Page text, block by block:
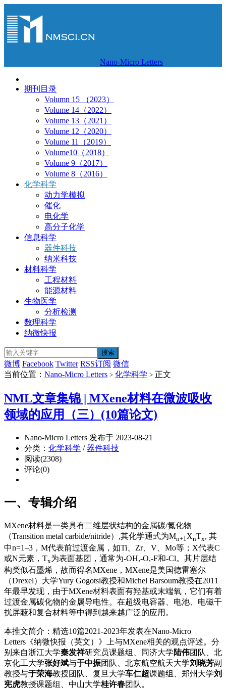
Nano-Micro Letters
期刊目录
Volumn 15 （2023）
Volume 14（2022）
Volume 13（2021）
Volume 12（2020）
Volume 11（2019）
Volume10（2018）
Volume 9（2017）
Volume 8（2016）
化学科学
动力学模拟
催化
电化学
高分子化学
信息科学
器件科技
纳米科技
材料科学
工程材料
能源材料
生物医学
分析检测
数理科学
纳微快报
微博 Facebook Twitter RSS订阅 微信
当前位置： Nano-Micro Letters > 化学科学 > 正文
NML文章集锦 | MXene材料在微波吸收
领域的应用（三）(10篇论文)
Nano-Micro Letters 发布于 2023-08-21
分类： 化学科学 /器件科技
阅读(2308)
评论(0)
一、专辑介绍
MXene材料是一类具有二维层状结构的金属碳/氮化物
（Transition metal carbide/nitride）,其化学通式为Mn+1 XnTx, 其
中n=1–3，M代表前过渡金属，如Ti、Zr、V、Mo等；X代表C
或N元素，Tx为表面基团，通常为-OH,-O,-F和-Cl。其片层结
构类似石墨烯，故而得名MXene，MXene是美国德雷塞尔
（Drexel）大学Yury Gogotsi教授和Michel Barsoum教授在2011
年最早发现，由于MXene材料表面有羟基或末端氧，它们有着
过渡金属碳化物的金属导电性。在超级电容器、电池、电磁干
扰屏蔽和复合材料等中得到越来越广泛的应用。
本推文简介：精选10篇2021-2023年发表在Nano-Micro
Letters《纳微快报（英文）》上与MXene相关的观点评述。分
别来自浙江大学秦发祥研究员课题组、同济大学陆伟团队、北
京化工大学张好斌与于中振团队、北京航空航天大学刘晓芳副
教授与于荣海教授团队、复旦大学车仁超课题组、郑州大学刘
宪虎教授课题组、中山大学桂许春团队。